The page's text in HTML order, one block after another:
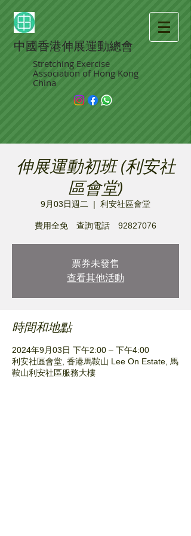
中國香港伸展運動總會
Stretching Exercise
Association of Hong Kong
China
伸展運動初班 (利安社
區會堂)
9月03日週二
  |
利安社區會堂
費用全免 查詢電話 92827076
票券未發售
查看其他活動
時間和地點
2024年9月03日 下午2:00 – 下午4:00
利安社區會堂, 香港馬鞍山 Lee On Estate, 馬
鞍山利安社區服務大樓